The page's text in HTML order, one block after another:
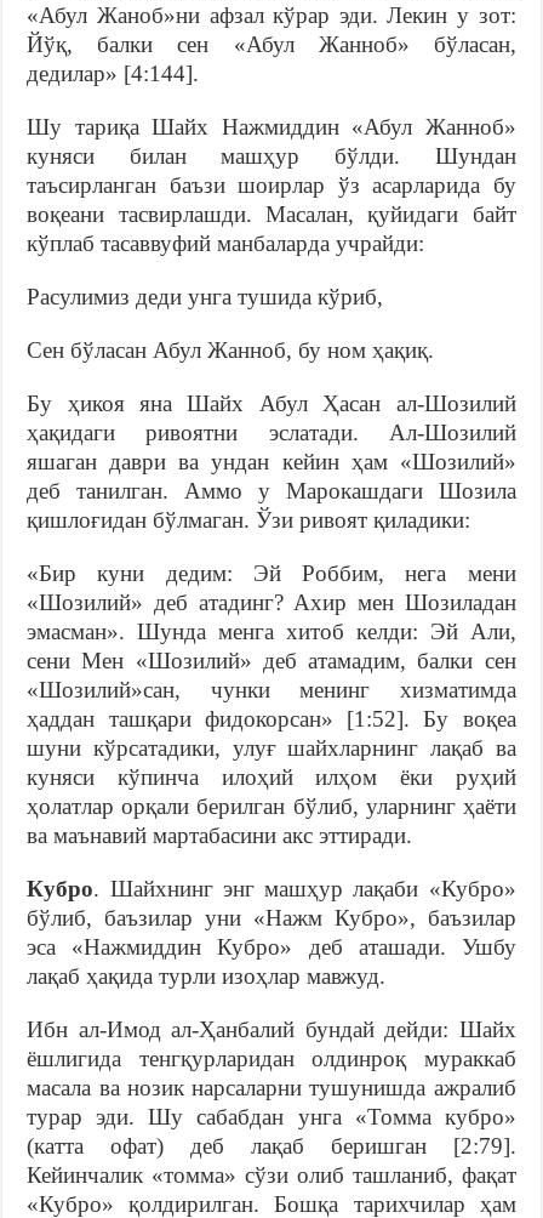
«Абул Жаноб»ни афзал кўрар эди. Лекин у зот:
Йўқ, балки сен «Абул Жанноб» бўласан,
дедилар» [4:144].
Шу тариқа Шайх Нажмиддин «Абул Жанноб»
куняси билан машҳур бўлди. Шундан
таъсирланган баъзи шоирлар ўз асарларида бу
воқеани тасвирлашди. Масалан, қуйидаги байт
кўплаб тасаввуфий манбаларда учрайди:
Расулимиз деди унга тушида кўриб,
Сен бўласан Абул Жанноб, бу ном ҳақиқ.
Бу ҳикоя яна Шайх Абул Ҳасан ал-Шозилий
ҳақидаги ривоятни эслатади. Ал-Шозилий
яшаган даври ва ундан кейин ҳам «Шозилий»
деб танилган. Аммо у Марокашдаги Шозила
қишлоғидан бўлмаган. Ўзи ривоят қиладики:
«Бир куни дедим: Эй Роббим, нега мени
«Шозилий» деб атадинг? Ахир мен Шозиладан
эмасман». Шунда менга хитоб келди: Эй Али,
сени Мен «Шозилий» деб атамадим, балки сен
«Шозилий»сан, чунки менинг хизматимда
ҳаддан ташқари фидокорсан» [1:52]. Бу воқеа
шуни кўрсатадики, улуғ шайхларнинг лақаб ва
куняси кўпинча илоҳий илҳом ёки руҳий
ҳолатлар орқали берилган бўлиб, уларнинг ҳаёти
ва маънавий мартабасини акс эттиради.
Кубро. Шайхнинг энг машҳур лақаби «Кубро»
бўлиб, баъзилар уни «Нажм Кубро», баъзилар
эса «Нажмиддин Кубро» деб аташади. Ушбу
лақаб ҳақида турли изоҳлар мавжуд.
Ибн ал-Имод ал-Ҳанбалий бундай дейди: Шайх
ёшлигида тенгқурларидан олдинроқ мураккаб
масала ва нозик нарсаларни тушунишда ажралиб
турар эди. Шу сабабдан унга «Томма кубро»
(катта офат) деб лақаб беришган [2:79].
Кейинчалик «томма» сўзи олиб ташланиб, фақат
«Кубро» қолдирилган. Бошқа тарихчилар ҳам